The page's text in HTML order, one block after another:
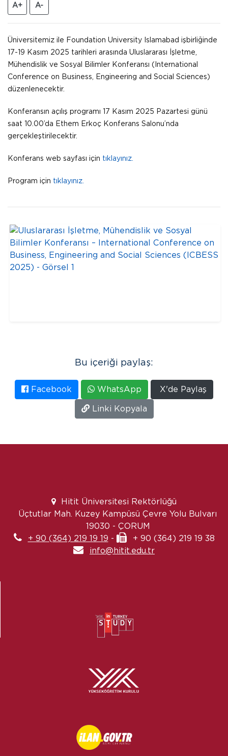
A+ A-
Üniversitemiz ile Foundation University Islamabad işbirliğinde
17-19 Kasım 2025 tarihleri arasında Uluslararası İşletme,
Mühendislik ve Sosyal Bilimler Konferansı (International
Conference on Business, Engineering and Social Sciences)
düzenlenecektir.
Konferansın açılış programı 17 Kasım 2025 Pazartesi günü
saat 10.00’da Ethem Erkoç Konferans Salonu’nda
gerçekleştirilecektir.
Konferans web sayfası için tıklayınız.
Program için tıklayınız.
Bu içeriği paylaş:
Facebook WhatsApp
X'de Paylaş
Linki Kopyala
Hitit Üniversitesi Rektörlüğü
Üçtutlar Mah. Kuzey Kampüsü Çevre Yolu Bulvarı
19030 - ÇORUM
+ 90 (364) 219 19 19 -
+ 90 (364) 219 19 38
info@hitit.edu.tr